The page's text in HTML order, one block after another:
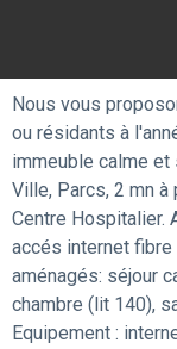
Nous vous
ou résidants à
immeuble calme et
Ville, Parcs, 2 mn à
Centre Hospitalier.
accés internet
aménagés: séjour
chambre (lit 140),
Equipement :